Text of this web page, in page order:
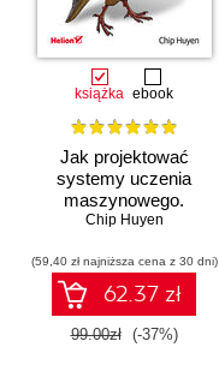
książka ebook
Jak projektować
systemy uczenia
maszynowego.
Iteracyjne tworzenie
pracy
Chip Huyen
(59,40 zł najniższa cena z 30 dni)
62.37 zł
99.00zł (-37%)